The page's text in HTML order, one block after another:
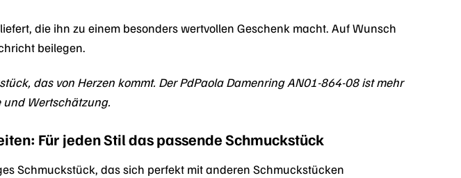
die ihn zu einem besonders wertvollen Geschenk macht. Auf Wunsch
beilegen.
das von Herzen kommt. Der PdPaola Damenring AN01-864-08 ist mehr
und Wertschätzung.
Für jeden Stil das passende Schmuckstück
Schmuckstück, das sich perfekt mit anderen Schmuckstücken